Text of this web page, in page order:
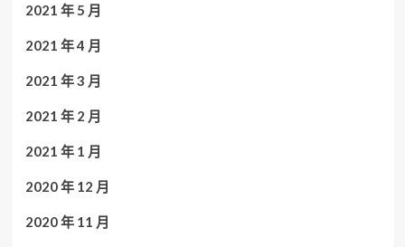
2021 年 5 月
2021 年 4 月
2021 年 3 月
2021 年 2 月
2021 年 1 月
2020 年 12 月
2020 年 11 月